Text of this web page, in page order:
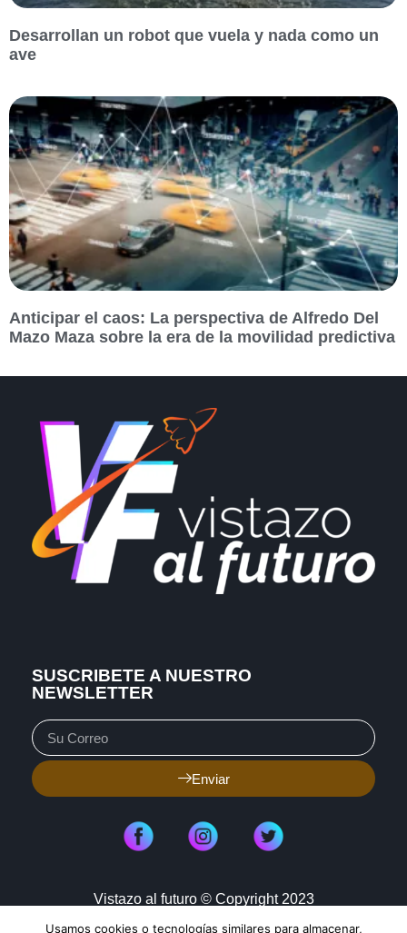
Desarrollan un robot que vuela y nada como un
ave
Anticipar el caos: La perspectiva de Alfredo Del
Mazo Maza sobre la era de la movilidad predictiva
SUSCRIBETE A NUESTRO
NEWSLETTER
Enviar
Vistazo al futuro © Copyright 2023
Usamos cookies o tecnologías similares para almacenar,